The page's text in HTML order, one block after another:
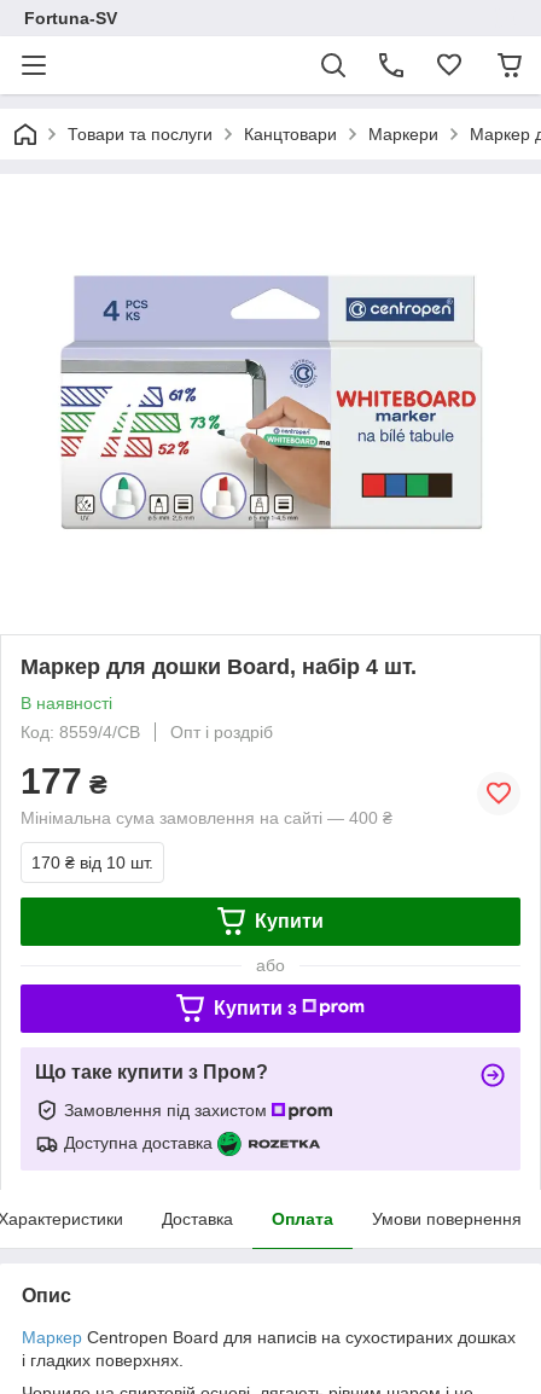
Fortuna-SV
Товари та послуги Канцтовари Маркери Маркер
Маркер для дошки Board, набір 4 шт.
В наявності
Код: 8559/4/CB
Опт і роздріб
177 ₴
Мінімальна сума замовлення на сайті — 400 ₴
170 ₴ від 10 шт.
Купити
або
Купити з
Що таке купити з Пром?
Замовлення під захистом
Доступна доставка
Доставка Оплата Умови повернення
Опис
Маркер Centropen Board для написів на сухостираних дошках
і гладких поверхнях.